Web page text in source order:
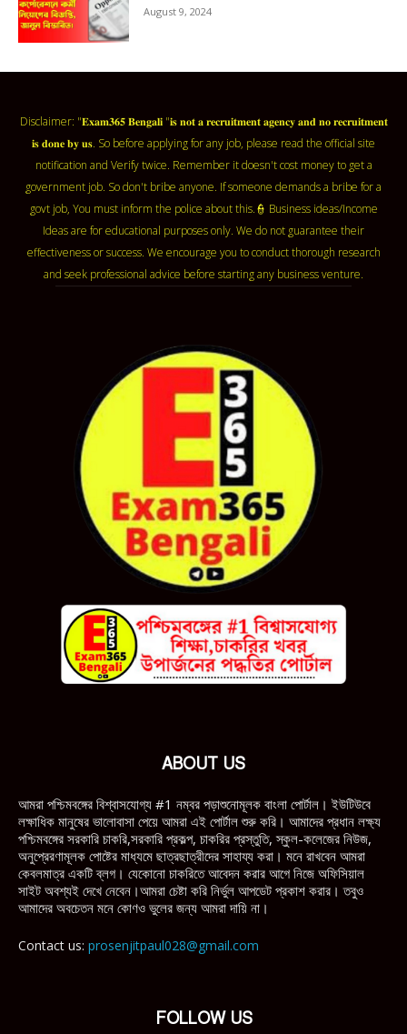
August 9, 2024
Disclaimer: "𝐄𝐱𝐚𝐦𝟑𝟔𝟓 𝐁𝐞𝐧𝐠𝐚𝐥𝐢 "𝐢𝐬 𝐧𝐨𝐭 𝐚 𝐫𝐞𝐜𝐫𝐮𝐢𝐭𝐦𝐞𝐧𝐭 𝐚𝐠𝐞𝐧𝐜𝐲 𝐚𝐧𝐝 𝐧𝐨 𝐫𝐞𝐜𝐫𝐮𝐢𝐭𝐦𝐞𝐧𝐭
𝐢𝐬 𝐝𝐨𝐧𝐞 𝐛𝐲 𝐮𝐬. So before applying for any job, please read the official site
notification and Verify twice. Remember it doesn't cost money to get a
government job. So don't bribe anyone. If someone demands a bribe for a
govt job, You must inform the police about this.👮 Business ideas/Income
Ideas are for educational purposes only. We do not guarantee their
effectiveness or success. We encourage you to conduct thorough research
and seek professional advice before starting any business venture.
ABOUT US
আমরা পশ্চিমবঙ্গের বিশ্বাসযোগ্য #1 নম্বর পড়াশুনোমূলক বাংলা পোর্টাল। ইউটিউবে
লক্ষাধিক মানুষের ভালোবাসা পেয়ে আমরা এই পোর্টাল শুরু করি। আমাদের প্রধান লক্ষ্য
পশ্চিমবঙ্গের সরকারি চাকরি,সরকারি প্রকল্প, চাকরির প্রস্তুতি, স্কুল-কলেজের নিউজ,
অনুপ্রেরণামূলক পোষ্টের মাধ্যমে ছাত্রছাত্রীদের সাহায্য করা। মনে রাখবেন আমরা
কেবলমাত্র একটি ব্লগ। যেকোনো চাকরিতে আবেদন করার আগে নিজে অফিসিয়াল
সাইট অবশ্যই দেখে নেবেন।আমরা চেষ্টা করি নির্ভুল আপডেট প্রকাশ করার। তবুও
আমাদের অবচেতন মনে কোণও ভুলের জন্য আমরা দায়ি না।
Contact us: prosenjitpaul028@gmail.com
FOLLOW US